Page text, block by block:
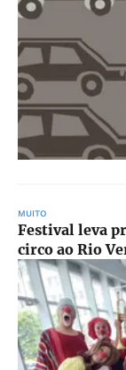
MUITO
Festival leva
circo ao Rio